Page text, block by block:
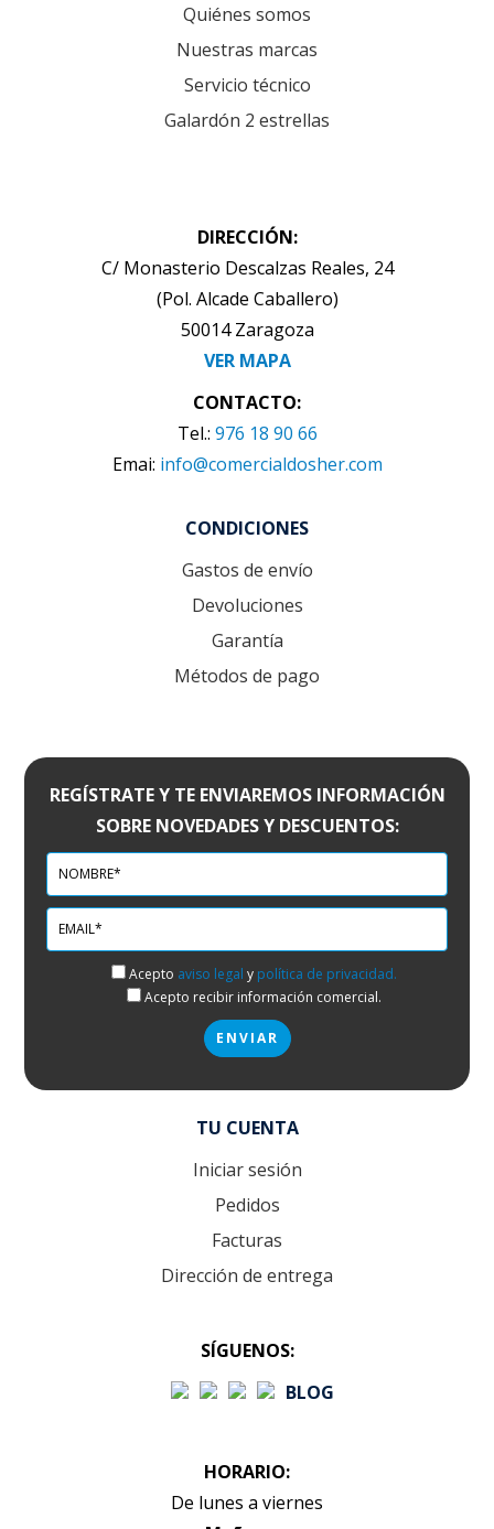
Quiénes somos
Nuestras marcas
Servicio técnico
Galardón 2 estrellas
DIRECCIÓN:
C/ Monasterio Descalzas Reales, 24
(Pol. Alcade Caballero)
50014 Zaragoza
VER MAPA
CONTACTO:
Tel.: 976 18 90 66
Emai: info@comercialdosher.com
CONDICIONES
Gastos de envío
Devoluciones
Garantía
Métodos de pago
REGÍSTRATE Y TE ENVIAREMOS INFORMACIÓN
SOBRE NOVEDADES Y DESCUENTOS:
Acepto aviso legal y política de privacidad.
Acepto recibir información comercial.
TU CUENTA
Iniciar sesión
Pedidos
Facturas
Dirección de entrega
SÍGUENOS:
BLOG
HORARIO:
De lunes a viernes